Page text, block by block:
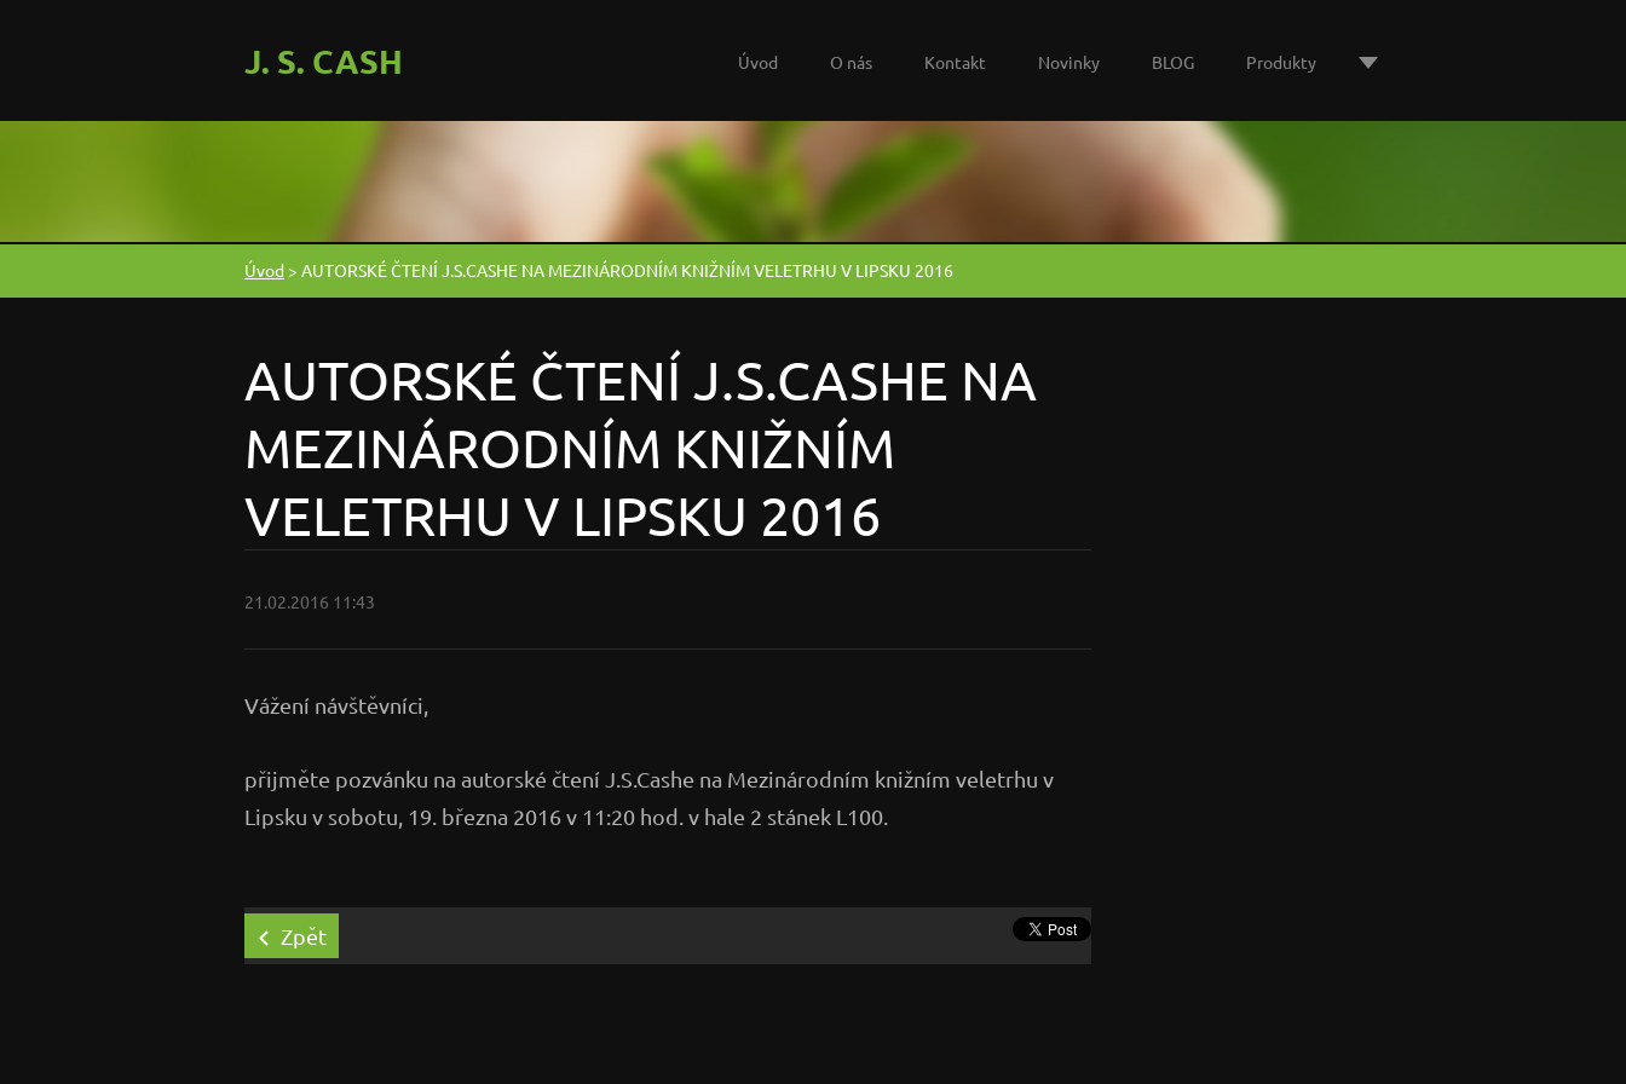
J. S. CASH Úvod O nás Kontakt Novinky BLOG Produkty
Úvod > AUTORSKÉ ČTENÍ J.S.CASHE NA MEZINÁRODNÍM KNIŽNÍM VELETRHU V LIPSKU 2016
AUTORSKÉ ČTENÍ J.S.CASHE NA
MEZINÁRODNÍM KNIŽNÍM
VELETRHU V LIPSKU 2016
21.02.2016 11:43
Vážení návštěvníci,
přijměte pozvánku na autorské čtení J.S.Cashe na Mezinárodním knižním veletrhu v
Lipsku v sobotu, 19. března 2016 v 11:20 hod. v hale 2 stánek L100.
Zpět